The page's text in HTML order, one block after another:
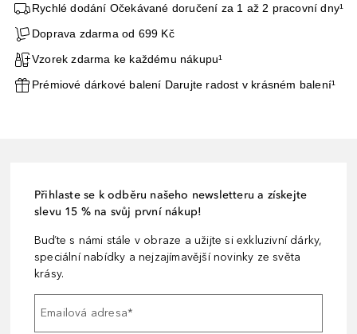
Rychlé dodání Očekávané doručení za 1 až 2 pracovní dny¹
Doprava zdarma od 699 Kč
Vzorek zdarma ke každému nákupu¹
Prémiové dárkové balení Darujte radost v krásném balení¹
Přihlaste se k odběru našeho newsletteru a získejte
slevu 15 % na svůj první nákup!
Buďte s námi stále v obraze a užijte si exkluzivní dárky,
speciální nabídky a nejzajímavější novinky ze světa
krásy.
Emailová adresa*